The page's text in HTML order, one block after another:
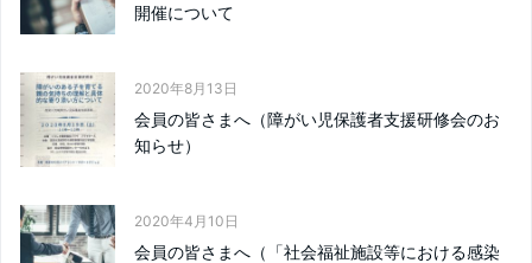
開催について
2020年8月13日
会員の皆さまへ（障がい児保護者支援研修会のお
知らせ）
2020年4月10日
会員の皆さまへ（「社会福祉施設等における感染